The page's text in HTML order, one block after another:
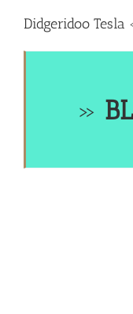
Didgeridoo Tesla
»